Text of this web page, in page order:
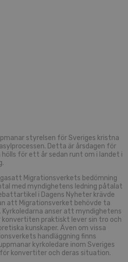
styrelsen för Sveriges kristna
Detta är årsdagen för
för ett år sedan runt om i landet i
Migrationsverkets bedömning
med myndighetens ledning påtalat
i Dagens Nyheter krävde
att Migrationsverket behövde ta
anser att myndighetens
konvertiten praktiskt lever sin tro och
kunskaper. Även om vissa
handläggning finns
kyrkoledare inom Sveriges
konvertiter och deras situation.